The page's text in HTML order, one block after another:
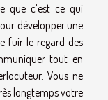
que c’est ce qui
développer une
fuir le regard des
tout en
Vous ne
longtemps votre